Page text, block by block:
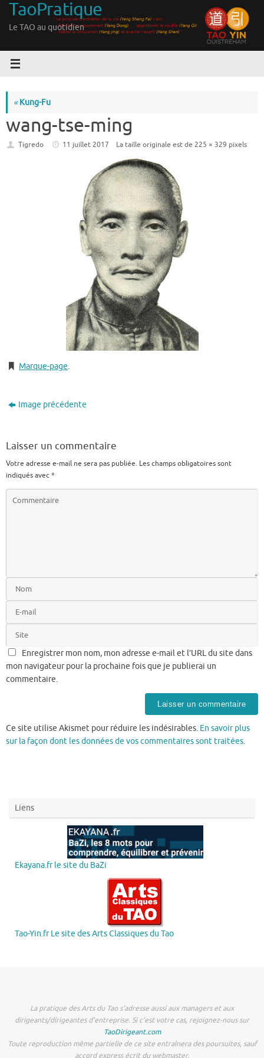
Passer
contenu
TaoPratique
Le TAO au quotidien
«Kung-Fu
wang-tse-ming
Tigredo 11 juillet 2017 La taille originale est de 225 × 329 pixels
Marque-page.
Image précédente
Laisser un commentaire
Votre adresse e-mail ne sera pas publiée. Les champs obligatoires sont
indiqués avec*
Enregistrer mon nom, mon adresse e-mail et l’URL du site dans
mon navigateur pour la prochaine fois que je publierai un
commentaire.
Ce site utilise Akismet pour réduire les indésirables. En savoir plus
sur la façon dont les données de vos commentaires sont traitées.
Liens
Ekayana.fr le site du BaZi
Tao-Yin.fr Le site des Arts Classiques du Tao
La pratique des Arts du Tao s'adresse aussi aux managers et aux
dirigeants/dirigeantes d'entreprise. Si c'est votre cas, rejoignez-nous sur
TaoDirigeant.com
Toute reproduction même partielle de ce site entraînera des poursuites, sauf
accord express écrit du webmaster.